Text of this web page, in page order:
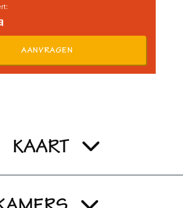
AANVRAGEN
KAART